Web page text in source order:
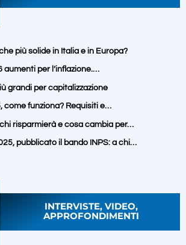
più solide in Italia e in Europa?
aumenti per l’inflazione.…
grandi per capitalizzazione
come funziona? Requisiti e…
risparmierà e cosa cambia per…
pubblicato il bando INPS: a chi…
INTERVISTE, VIDEO,
APPROFONDIMENTI